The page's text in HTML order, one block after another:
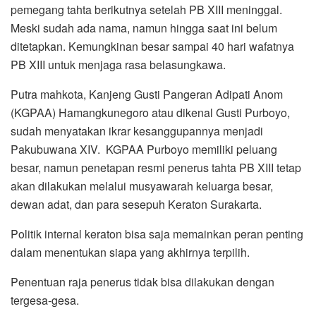
pemegang tahta berikutnya setelah PB XIII meninggal.
Meski sudah ada nama, namun hingga saat ini belum
ditetapkan. Kemungkinan besar sampai 40 hari wafatnya
PB XIII untuk menjaga rasa belasungkawa.
Putra mahkota, Kanjeng Gusti Pangeran Adipati Anom
(KGPAA) Hamangkunegoro atau dikenal Gusti Purboyo,
sudah menyatakan ikrar kesanggupannya menjadi
Pakubuwana XIV. KGPAA Purboyo memiliki peluang
besar, namun penetapan resmi penerus tahta PB XIII tetap
akan dilakukan melalui musyawarah keluarga besar,
dewan adat, dan para sesepuh Keraton Surakarta.
Politik internal keraton bisa saja memainkan peran penting
dalam menentukan siapa yang akhirnya terpilih.
Penentuan raja penerus tidak bisa dilakukan dengan
tergesa-gesa.